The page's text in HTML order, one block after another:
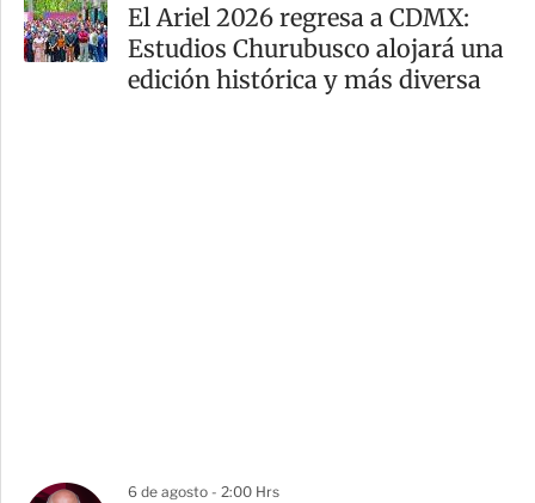
El Ariel 2026 regresa a CDMX:
Estudios Churubusco alojará una
edición histórica y más diversa
6 de agosto - 2:00 Hrs